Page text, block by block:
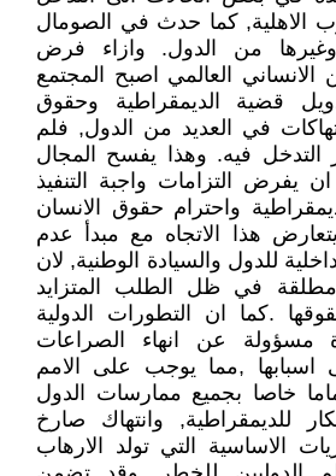
الاهلية, كما حدث في الصومال
وغيرها من الدول. وازاء فرض
الانساني العالمي اصبح المجتمع
قضية الديمقراطية وحقوق
في العديد من الدول, فلم
التدخل فيه. وهذا يفسح المجال
يفرض التزامات واجبة التنفيذ
واحترام حقوق الانسان
هذا الاتجاه مع مبدأ عدم
للدول والسيادة الوطنية, لان
في ظل الطلب المتزايد
.كما ان التطورات الدولية
مسؤولة عن انهاء الصراعات
اسبابها ,مما يوجب على الامم
خاصا بجميع ممارسات الدول
للديمقراطية, وانتهاك صارخ
الاساسية التي تولد الارهاب